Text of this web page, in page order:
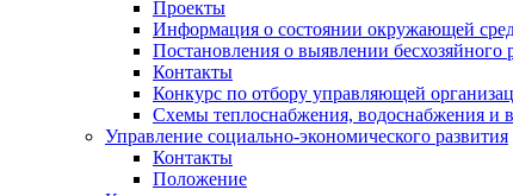
Проекты
Информация о состоянии окружающей
Постановления о выявлении бесхозяйного
Контакты
Конкурс по отбору управляющей
Схемы теплоснабжения, водоснабжения и
Управление социально-экономического развития
Контакты
Положение